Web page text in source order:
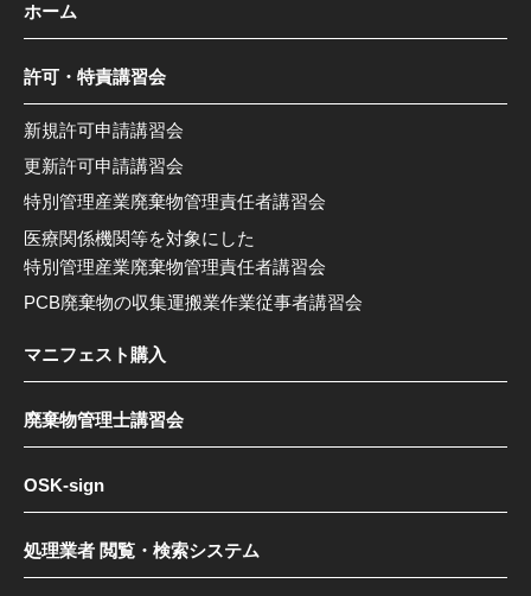
ホーム
許可・特責講習会
新規許可申請講習会
更新許可申請講習会
特別管理産業廃棄物管理責任者講習会
医療関係機関等を対象にした
特別管理産業廃棄物管理責任者講習会
PCB廃棄物の収集運搬業作業従事者講習会
マニフェスト購入
廃棄物管理士講習会
OSK-sign
処理業者 閲覧・検索システム